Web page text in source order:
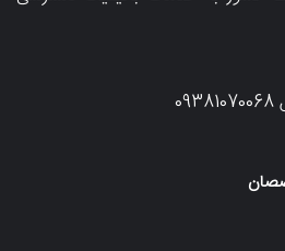
09381070068